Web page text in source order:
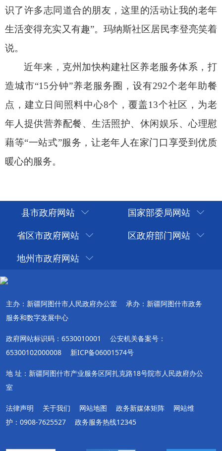
藉等“一站式”服务，让老年人在家门口享受到优质
暖心的服务。
县市政府网站
国家部委局网站
省区市政府网站
区政府部门网站
地州市政府网站
主办：新疆阿图什市人民政府办公室
承办：新疆阿图什市政务
服务和数字发展中心
政府网站标识码：6530010001
公安机关备案号：
65300102000008
新ICP备06001574号
地 址：新疆阿图什市产业服务区阿扎克路18号院市人民政府办公
室
法律声明 关于我们 网站地图 政务新媒体矩阵
网站维
护：0908-7625527
政务服务热线12345